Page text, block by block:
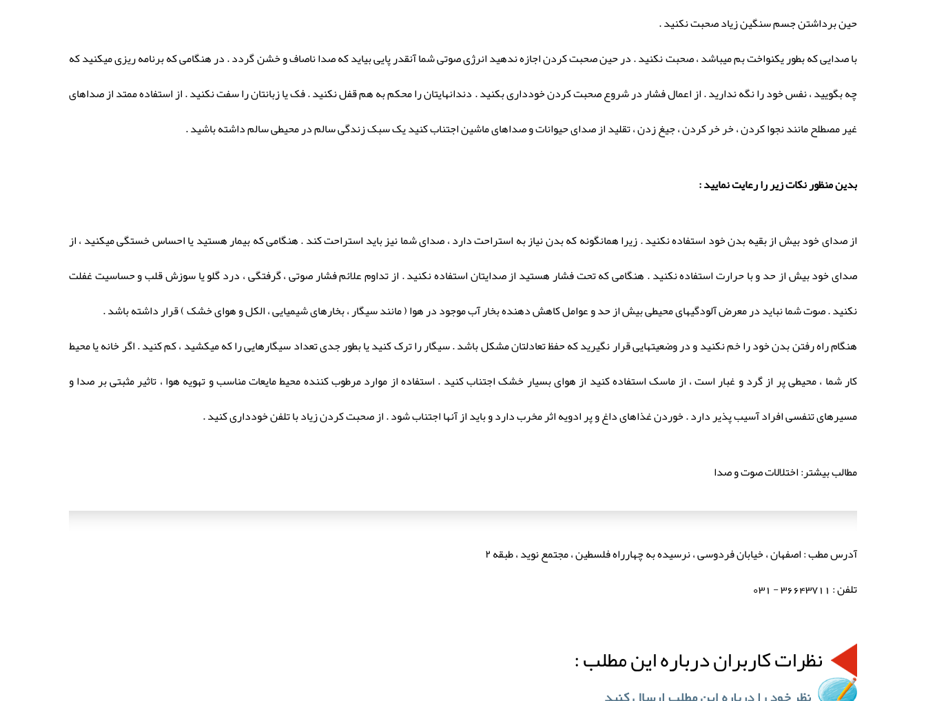
حین برداشتن جسم سنگین زیاد صحبت نکنید .
با صدایی که بطور یکنواخت بم میباشد ، صحبت نکنید . در حین صحبت کردن اجازه ندهید انرژی صوتی شما آنقدر پایی بیاید که صدا ناصاف و خشن گردد . در هنگامی که برنامه ریزی میکنید که
چه بگویید ، نفس خود را نگه ندارید . از اعمال فشار در شروع صحبت کردن خودداری بکنید . دندانهایتان را محکم به هم قفل نکنید . فک یا زبانتان را سفت نکنید . از استفاده ممتد از صداهای
غیر مصطلح مانند نجوا کردن ، خر خر کردن ، جیغ زدن ، تقلید از صدای حیوانات و صداهای ماشین اجتناب کنید یک سبک زندگی سالم در محیطی سالم داشته باشید .
بدین منظور نکات زیر را رعایت نمایید :
از صدای خود بیش از بقیه بدن خود استفاده نکنید . زیرا همانگونه که بدن نیاز به استراحت دارد ، صدای شما نیز باید استراحت کند . هنگامی که بیمار هستید یا احساس خستگی میکنید ، از
صدای خود بیش از حد و با حرارت استفاده نکنید . هنگامی که تحت فشار هستید از صدایتان استفاده نکنید . از تداوم علائم فشار صوتی ، گرفتگی ، درد گلو یا سوزش قلب و حساسیت غفلت
نکنید . صوت شما نباید در معرض آلودگیهای محیطی بیش از حد و عوامل کاهش دهنده بخار آب موجود در هوا ( مانند سیگار ، بخارهای شیمیایی ، الکل و هوای خشک ) قرار داشته باشد .
هنگام راه رفتن بدن خود را خم نکنید و در وضعیتهایی قرار نگیرید که حفظ تعادلتان مشکل باشد . سیگار را ترک کنید یا بطور جدی تعداد سیگارهایی را که میکشید ، کم کنید . اگر خانه یا محیط
کار شما ، محیطی پر از گرد و غبار است ، از ماسک استفاده کنید از هوای بسیار خشک اجتناب کنید . استفاده از موارد مرطوب کننده محیط مایعات مناسب و تهویه هوا ، تاثیر مثبتی بر صدا و
مسیرهای تنفسی افراد آسیب پذیر دارد . خوردن غذاهای داغ و پر ادویه اثر مخرب دارد و باید از آنها اجتناب شود . از صحبت کردن زیاد با تلفن خودداری کنید .
مطالب بیشتر: اختلالات صوت و صدا
آدرس مطب : اصفهان ، خیابان فردوسی ، نرسیده به چهارراه فلسطین ، مجتمع نوید ، طبقه ۲
تلفن : 36643711 - 031
نظرات کاربران درباره این مطلب :